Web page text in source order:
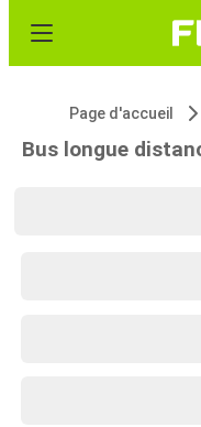
Page d'accueil
Bus longue